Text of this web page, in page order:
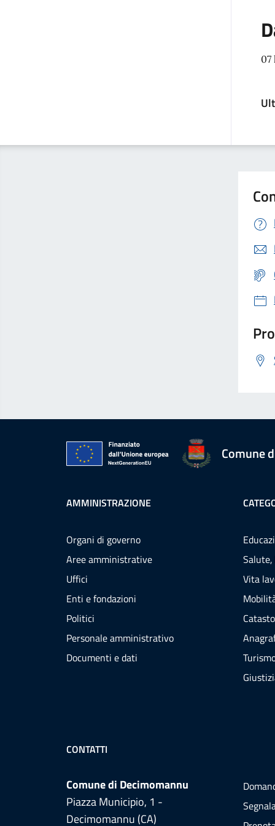
07
Comune
AMMINISTRAZIONE
Organi di governo
Aree amministrative
Uffici
Enti e fondazioni
Politici
Personale amministrativo
Documenti e dati
Salute,
Vita
CONTATTI
Comune di Decimomannu
Piazza Municipio, 1 -
Decimomannu (CA)